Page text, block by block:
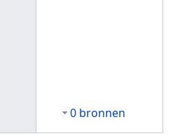
0 bronnen